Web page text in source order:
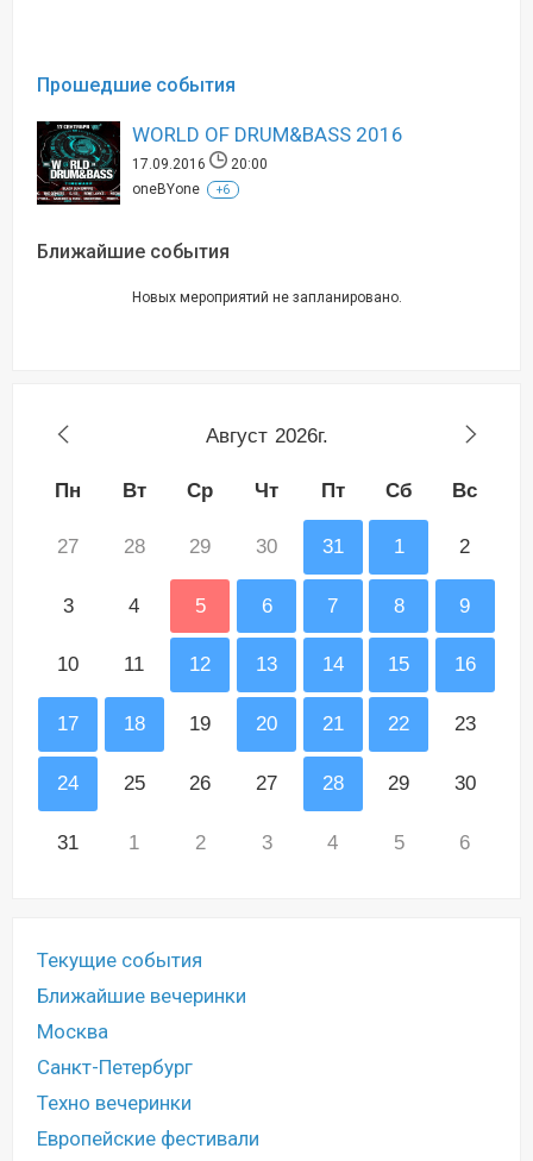
Прошедшие события
WORLD OF DRUM&BASS 2016
17.09.2016
20:00
oneBYone
+6
Ближайшие события
Новых мероприятий не запланировано.
Август 2026г.
Пн Вт Ср Чт Пт Сб Вс
27 28 29 30 31 1 2
3 4 5 6 7 8 9
10 11 12 13 14 15 16
17 18 19 20 21 22 23
24 25 26 27 28 29 30
31 1 2 3 4 5 6
Текущие события
Ближайшие вечеринки
Москва
Санкт-Петербург
Техно вечеринки
Европейские фестивали